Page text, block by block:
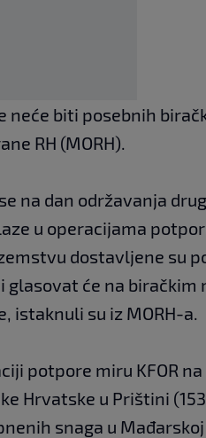
neće biti posebnih
RH (MORH).
na dan održavanja
u operacijama
dostavljene su
će na biračkim
su iz MORH-a.
potpore miru KFOR na
Hrvatske u Prištini
snaga u Mađarskoj